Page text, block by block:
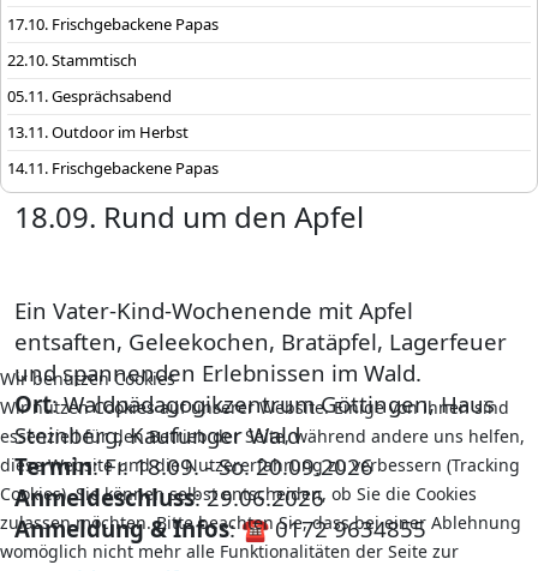
17.10. Frischgebackene Papas
22.10. Stammtisch
05.11. Gesprächsabend
13.11. Outdoor im Herbst
14.11. Frischgebackene Papas
18.09. Rund um den Apfel
Ein Vater-Kind-Wochenende mit Apfel
entsaften, Geleekochen, Bratäpfel, Lagerfeuer
undspannenden Erlebnissen im Wald.
Ort: Waldpädagogikzentrum Göttingen,Haus
Steinberg, Kaufunger Wald
Termin: Fr. 18.09. - So. 20.09.2026
Anmeldeschluss: 29.06.2026
Anmeldung & Infos:☎0172 9634855
Wir benutzen Cookies
Wir nutzen Cookies auf unserer Website. Einige von ihnen sind
essenziell für den Betrieb der Seite, während andere uns helfen,
diese Website und die Nutzererfahrung zu verbessern (Tracking
Cookies). Sie können selbst entscheiden, ob Sie die Cookies
zulassen möchten. Bitte beachten Sie, dass bei einer Ablehnung
womöglich nicht mehr alle Funktionalitäten der Seite zur